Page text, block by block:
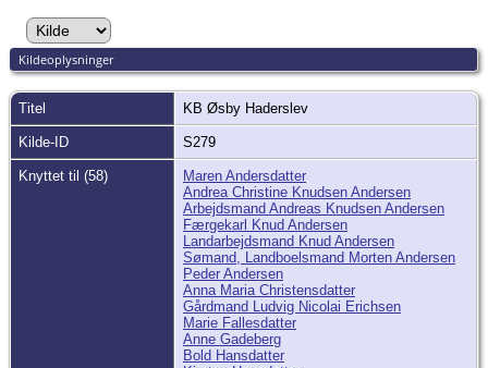
Kildeoplysninger
Titel KB Øsby Haderslev
Kilde-ID S279
Knyttet til (58)
Maren Andersdatter
Andrea Christine Knudsen Andersen
Arbejdsmand Andreas Knudsen Andersen
Færgekarl Knud Andersen
Landarbejdsmand Knud Andersen
Sømand, Landboelsmand Morten Andersen
Peder Andersen
Anna Maria Christensdatter
Gårdmand Ludvig Nicolai Erichsen
Marie Fallesdatter
Anne Gadeberg
Bold Hansdatter